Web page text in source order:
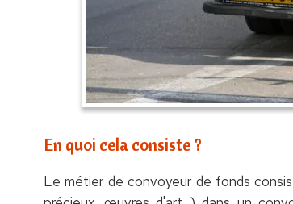
En quoi cela consiste ?
Le métier de convoyeur de fonds